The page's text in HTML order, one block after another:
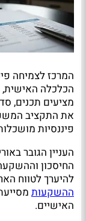
המרכז לצמיחה
הכלכלה האישית,
מציעים תכנים,
את התקציב
פיננסיות
העניין הגובר
החיסכון
להיערך לטווח
ההשקעות
האישיים.